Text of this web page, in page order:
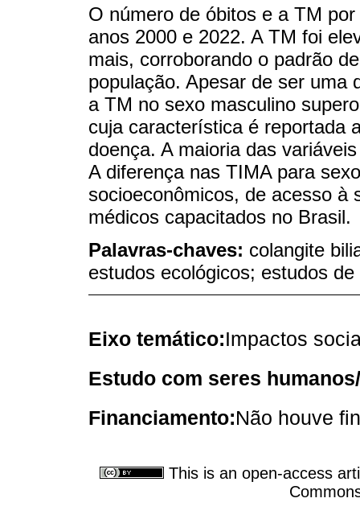
O número de óbitos e a TM
anos 2000 e 2022. A TM foi
mais, corroborando o padrão
população. Apesar de ser uma
a TM no sexo masculino
cuja característica é reportada
doença. A maioria das
A diferença nas TIMA para
socioeconômicos, de acesso à
médicos capacitados no Brasil.
Palavras-chaves: colangite
estudos ecológicos; estudos
Eixo temático:Impactos
Estudo com seres
Financiamento:Não houve
This is an open-access